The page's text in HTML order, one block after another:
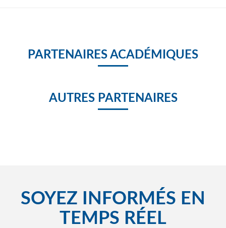
PARTENAIRES ACADÉMIQUES
AUTRES PARTENAIRES
SOYEZ INFORMÉS EN
TEMPS RÉEL